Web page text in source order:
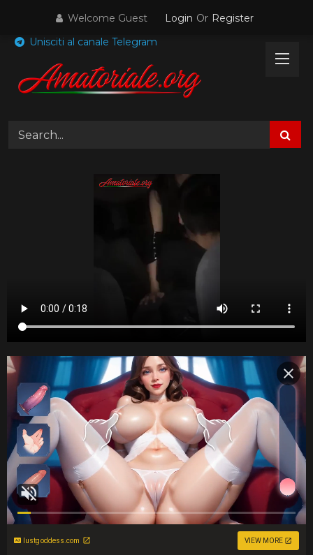
content
Welcome Guest Login Or Register
Unisciti al canale Telegram
lustgoddess.com VIEW MORE